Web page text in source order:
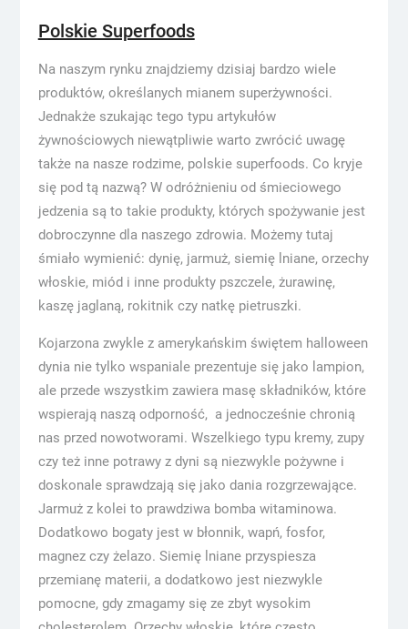
Polskie Superfoods
Na naszym rynku znajdziemy dzisiaj bardzo wiele
produktów, określanych mianem superżywności.
Jednakże szukając tego typu artykułów
żywnościowych niewątpliwie warto zwrócić uwagę
także na nasze rodzime, polskie superfoods. Co kryje
się pod tą nazwą? W odróżnieniu od śmieciowego
jedzenia są to takie produkty, których spożywanie jest
dobroczynne dla naszego zdrowia. Możemy tutaj
śmiało wymienić: dynię, jarmuż, siemię lniane, orzechy
włoskie, miód i inne produkty pszczele, żurawinę,
kaszę jaglaną, rokitnik czy natkę pietruszki.
Kojarzona zwykle z amerykańskim świętem halloween
dynia nie tylko wspaniale prezentuje się jako lampion,
ale przede wszystkim zawiera masę składników, które
wspierają naszą odporność, a jednocześnie chronią
nas przed nowotworami. Wszelkiego typu kremy, zupy
czy też inne potrawy z dyni są niezwykle pożywne i
doskonale sprawdzają się jako dania rozgrzewające.
Jarmuż z kolei to prawdziwa bomba witaminowa.
Dodatkowo bogaty jest w błonnik, wapń, fosfor,
magnez czy żelazo. Siemię lniane przyspiesza
przemianę materii, a dodatkowo jest niezwykle
pomocne, gdy zmagamy się ze zbyt wysokim